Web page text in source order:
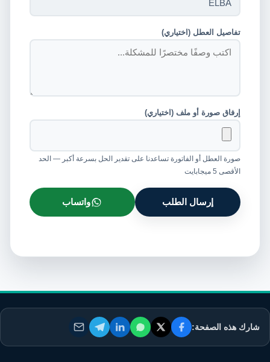
تفاصيل العطل (اختياري)
إرفاق صورة أو ملف (اختياري)
صورة العطل أو الفاتورة تساعدنا على تقدير الحل بسرعة أكبر — الحد
الأقصى 5 ميجابايت
إرسال الطلب واتساب
شارك هذه الصفحة: